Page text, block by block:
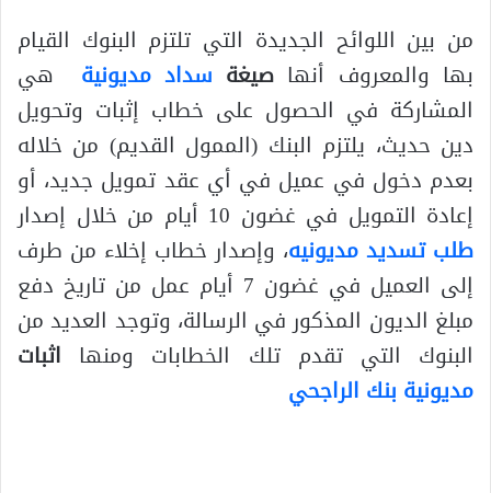
من بين اللوائح الجديدة التي تلتزم البنوك القيام
بها والمعروف أنها صيغة سداد مديونية هي
المشاركة في الحصول على خطاب إثبات وتحويل
دين حديث، يلتزم البنك (الممول القديم) من خلاله
بعدم دخول في عميل في أي عقد تمويل جديد، أو
إعادة التمويل في غضون 10 أيام من خلال إصدار
طلب تسديد مديونيه، وإصدار خطاب إخلاء من طرف
إلى العميل في غضون 7 أيام عمل من تاريخ دفع
مبلغ الديون المذكور في الرسالة، وتوجد العديد من
البنوك التي تقدم تلك الخطابات ومنها اثبات
مديونية بنك الراجحي